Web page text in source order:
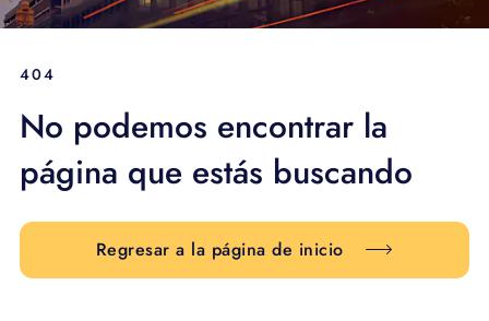
404
No podemos encontrar la
página que estás buscando
Regresar a la página de inicio